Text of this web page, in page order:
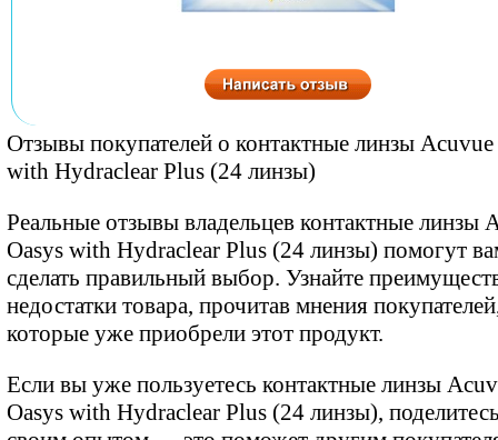
Отзывы покупателей о контактные линзы Acuvue
with Hydraclear Plus (24 линзы)
Реальные отзывы владельцев контактные линзы
Oasys with Hydraclear Plus (24 линзы) помогут
сделать правильный выбор. Узнайте
недостатки товара, прочитав мнения
которые уже приобрели этот продукт.
Если вы уже пользуетесь контактные линзы
Oasys with Hydraclear Plus (24 линзы),